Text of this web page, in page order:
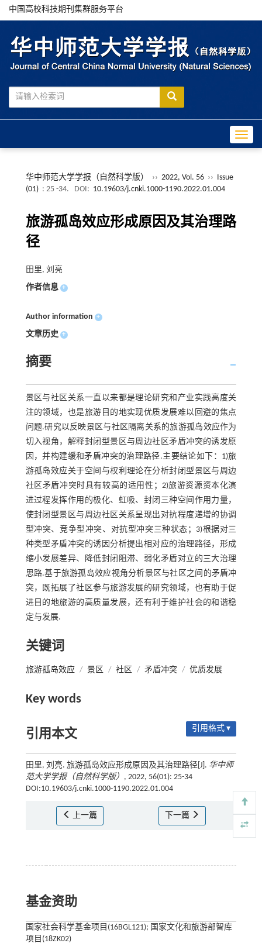
中国高校科技期刊集群服务平台
华中师范大学学报（自然科学版） ›› 2022, Vol. 56 ››
Issue
(01) : 25 -34. DOI: 10.19603/j.cnki.1000-1190.2022.01.004
旅游孤岛效应形成原因及其治理路
径
田里, 刘亮
作者信息 +
Author information +
文章历史 +
摘要
景区与社区关系一直以来都是理论研究和产业实践高度关
注的领域，也是旅游目的地实现优质发展难以回避的焦点
问题.研究以反映景区与社区隔离关系的旅游孤岛效应作为
切入视角，解释封闭型景区与周边社区矛盾冲突的诱发原
因，并构建缓和矛盾冲突的治理路径.主要结论如下：1)旅
游孤岛效应关于空间与权利理论在分析封闭型景区与周边
社区矛盾冲突时具有较高的适用性；2)旅游资源资本化演
进过程发挥作用的极化、虹吸、封闭三种空间作用力量，
使封闭型景区与周边社区关系呈现出对抗程度递增的协调
型冲突、竞争型冲突、对抗型冲突三种状态；3)根据对三
种类型矛盾冲突的诱因分析提出相对应的治理路径，形成
缩小发展差异、降低封闭阻滞、弱化矛盾对立的三大治理
思路.基于旅游孤岛效应视角分析景区与社区之间的矛盾冲
突，既拓展了社区参与旅游发展的研究领域，也有助于促
进目的地旅游的高质量发展，还有利于维护社会的和谐稳
定与发展.
关键词
旅游孤岛效应 / 景区 / 社区 / 矛盾冲突 / 优质发展
Key words
引用本文 引用格式 ▾
田里, 刘亮. 旅游孤岛效应形成原因及其治理路径[J]. 华中师
范大学学报（自然科学版） , 2022, 56(01): 25-34
DOI:10.19603/j.cnki.1000-1190.2022.01.004
上一篇 下一篇
基金资助
国家社会科学基金项目(16BGL121); 国家文化和旅游部智库
项目(18ZK02)